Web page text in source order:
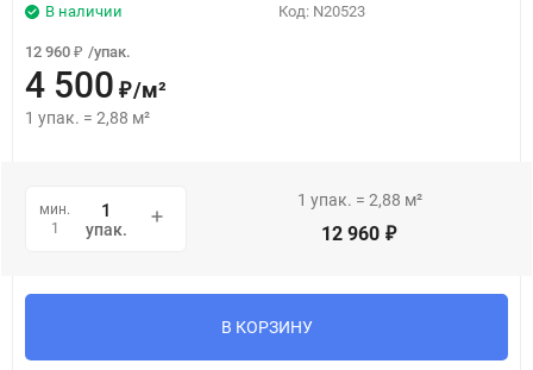
Код: N20523
В наличии
12 960 ₽ /упак.
4 500 ₽/м²
1 упак. = 2,88 м²
мин.
1
упак.
1 упак. = 2,88 м²
12 960 ₽
В КОРЗИНУ